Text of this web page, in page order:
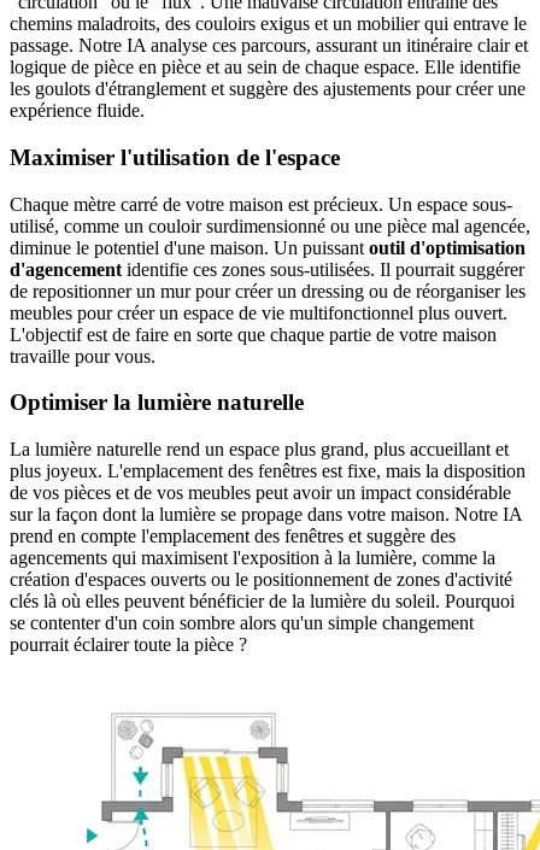
chemins maladroits, des couloirs exigus et un mobilier qui entrave le
passage. Notre IA analyse ces parcours, assurant un itinéraire clair et
logique de pièce en pièce et au sein de chaque espace. Elle identifie
les goulots d'étranglement et suggère des ajustements pour créer une
expérience fluide.
Maximiser l'utilisation de l'espace
Chaque mètre carré de votre maison est précieux. Un espace sous-
utilisé, comme un couloir surdimensionné ou une pièce mal agencée,
diminue le potentiel d'une maison. Un puissant outil d'optimisation
d'agencement identifie ces zones sous-utilisées. Il pourrait suggérer
de repositionner un mur pour créer un dressing ou de réorganiser les
meubles pour créer un espace de vie multifonctionnel plus ouvert.
L'objectif est de faire en sorte que chaque partie de votre maison
travaille pour vous.
Optimiser la lumière naturelle
La lumière naturelle rend un espace plus grand, plus accueillant et
plus joyeux. L'emplacement des fenêtres est fixe, mais la disposition
de vos pièces et de vos meubles peut avoir un impact considérable
sur la façon dont la lumière se propage dans votre maison. Notre IA
prend en compte l'emplacement des fenêtres et suggère des
agencements qui maximisent l'exposition à la lumière, comme la
création d'espaces ouverts ou le positionnement de zones d'activité
clés là où elles peuvent bénéficier de la lumière du soleil. Pourquoi
se contenter d'un coin sombre alors qu'un simple changement
pourrait éclairer toute la pièce ?